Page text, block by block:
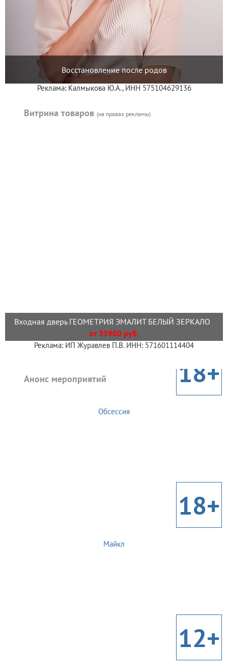
Восстановление после родов
Реклама: Калмыкова Ю.А., ИНН 575104629136
Витрина товаров (на правах рекламы)
Входная дверь ГЕОМЕТРИЯ ЭМАЛИТ БЕЛЫЙ ЗЕРКАЛО
от 33900 руб.
Реклама: ИП Журавлев П.В. ИНН: 571601114404
Анонс мероприятий 18+
Обсессия
18+
Майкл
12+